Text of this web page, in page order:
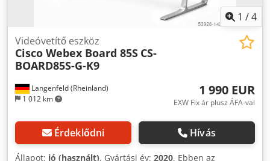
1 /4
Langenfeld (Rheinland)
1 012 km
Videóvetítő eszköz
Cisco Webex Board 85S CS-
BOARD85S-G-K9
1 990 EUR
EXW Fix ár plusz ÁFA-val
Érdeklődni Hívás
Állapot: jó (használt), Gyártási év: 2020, Ebben az